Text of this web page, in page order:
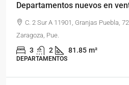
Departamentos nuevos en
C. 2 Sur A 11901, Granjas Puebla,
Zaragoza, Pue.
3 2 81.85 m²
DEPARTAMENTOS